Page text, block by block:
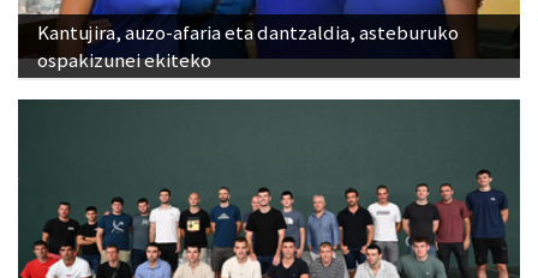
Kantujira, auzo-afaria eta dantzaldia, asteburuko
ospakizunei ekiteko